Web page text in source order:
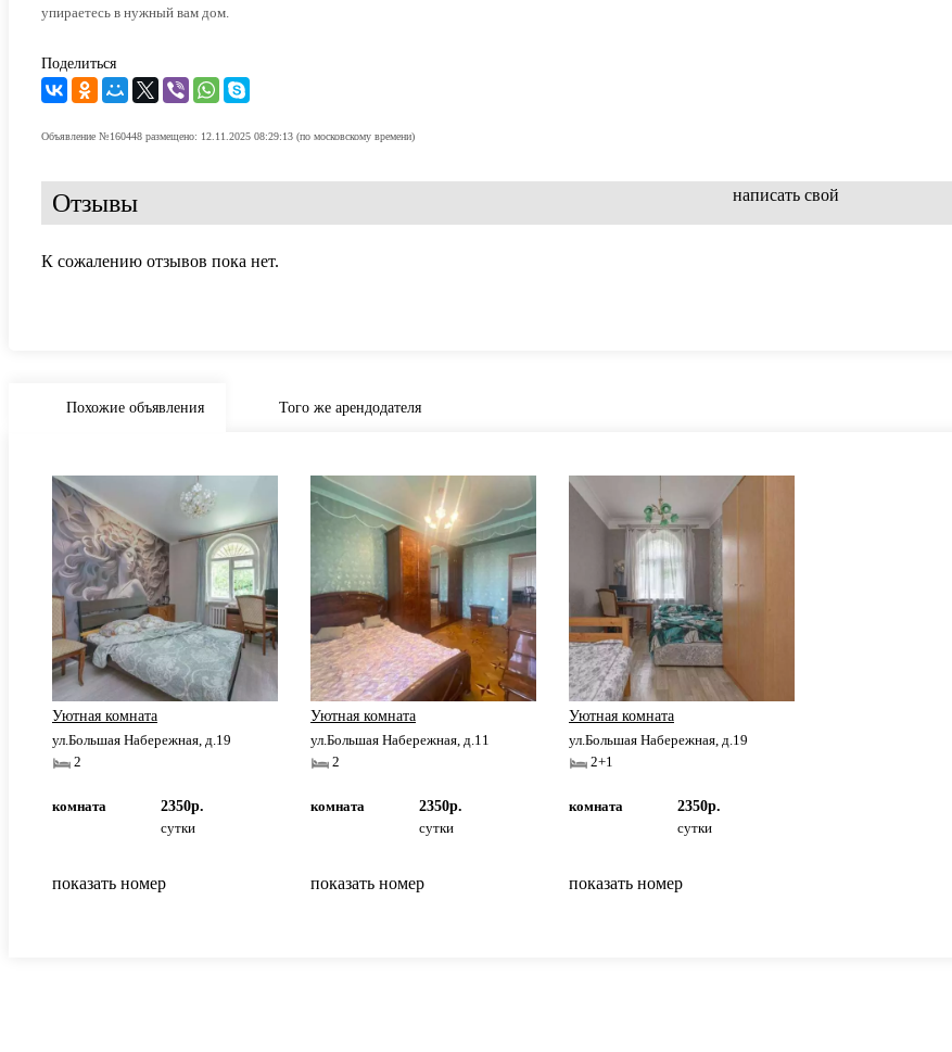
упираетесь в нужный вам дом.
Поделиться
Объявление №160448 размещено: 12.11.2025 08:29:13 (по московскому времени)
Отзывы написать свой
К сожалению отзывов пока нет.
Похожие объявления Того же арендодателя
Уютная комната
ул.Большая Набережная, д.19
2
комната
2350р.
сутки
показать номер
Уютная комната
ул.Большая Набережная, д.11
2
комната
2350р.
сутки
показать номер
Уютная комната
ул.Большая Набережная, д.19
2+1
комната
2350р.
сутки
показать номер